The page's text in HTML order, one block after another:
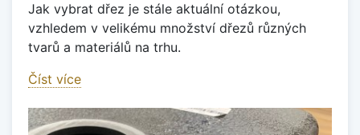
Jak vybrat dřez je stále aktuální otázkou,
vzhledem v velikému množství dřezů různých
tvarů a materiálů na trhu.
Číst více